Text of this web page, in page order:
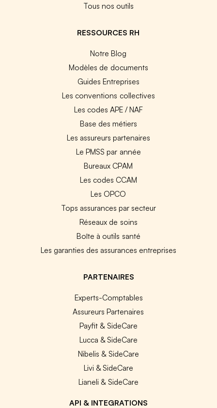
Tous nos outils
RESSOURCES RH
Notre Blog
Modèles de documents
Guides Entreprises
Les conventions collectives
Les codes APE / NAF
Base des métiers
Les assureurs partenaires
Le PMSS par année
Bureaux CPAM
Les codes CCAM
Les OPCO
Tops assurances par secteur
Réseaux de soins
Boîte à outils santé
Les garanties des assurances entreprises
PARTENAIRES
Experts-Comptables
Assureurs Partenaires
Payfit & SideCare
Lucca & SideCare
Nibelis & SideCare
Livi & SideCare
Lianeli & SideCare
API & INTEGRATIONS